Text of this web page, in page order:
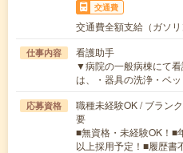
交通費
交通費全額支給（ガソリ
仕事内容
看護助手
▼病院の一般病棟にて
は、・器具の洗浄・ベ
応募資格
職種未経験OK / ブラン
要
■無資格・未経験OK！■
以上採用予定！■履歴